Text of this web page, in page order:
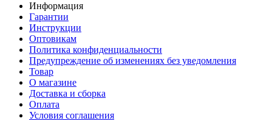
Информация
Гарантии
Инструкции
Оптовикам
Политика конфиденциальности
Предупреждение об изменениях без уведомления
Товар
О магазине
Доставка и сборка
Оплата
Условия соглашения